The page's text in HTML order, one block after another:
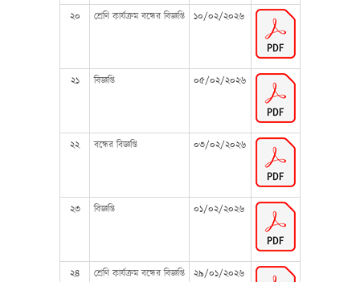
২০ শ্রেণি কার্যক্রম বন্ধের বিজ্ঞপ্তি ১০/০২/২০২৬
২১ বিজ্ঞপ্তি ০৫/০২/২০২৬
২২ বন্ধের বিজ্ঞপ্তি ০৩/০২/২০২৬
২৩ বিজ্ঞপ্তি ০১/০২/২০২৬
২৪ শ্রেণি কার্যক্রম বন্ধের বিজ্ঞপ্তি ২৯/০১/২০২৬